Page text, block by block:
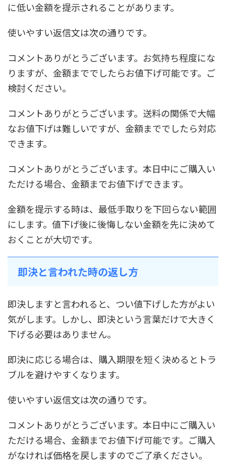
に低い金額を提示されることがあります。
使いやすい返信文は次の通りです。
コメントありがとうございます。お気持ち程度にな
りますが、金額まででしたらお値下げ可能です。ご
検討ください。
コメントありがとうございます。送料の関係で大幅
なお値下げは難しいですが、金額まででしたら対応
できます。
コメントありがとうございます。本日中にご購入い
ただける場合、金額までお値下げできます。
金額を提示する時は、最低手取りを下回らない範囲
にします。値下げ後に後悔しない金額を先に決めて
おくことが大切です。
即決と言われた時の返し方
即決しますと言われると、つい値下げした方がよい
気がします。しかし、即決という言葉だけで大きく
下げる必要はありません。
即決に応じる場合は、購入期限を短く決めるとトラ
ブルを避けやすくなります。
使いやすい返信文は次の通りです。
コメントありがとうございます。本日中にご購入い
ただける場合、金額までお値下げ可能です。ご購入
がなければ価格を戻しますのでご了承ください。